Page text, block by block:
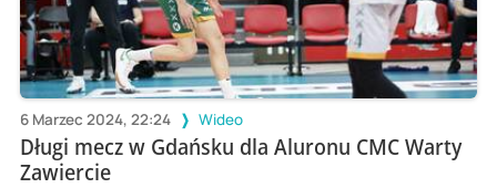
6 Marzec 2024, 22:24 Wideo
Długi mecz w Gdańsku dla Aluronu CMC Warty
Zawiercie